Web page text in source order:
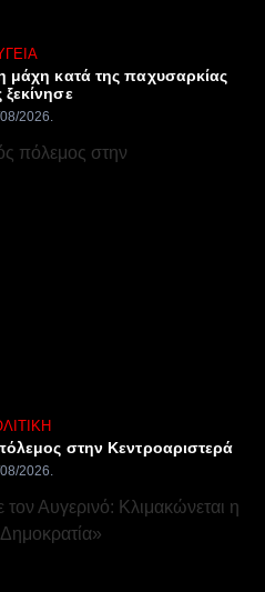
μάχη κατά της παχυσαρκίας
ξεκίνησε
2026
στην Κεντροαριστερά
2026